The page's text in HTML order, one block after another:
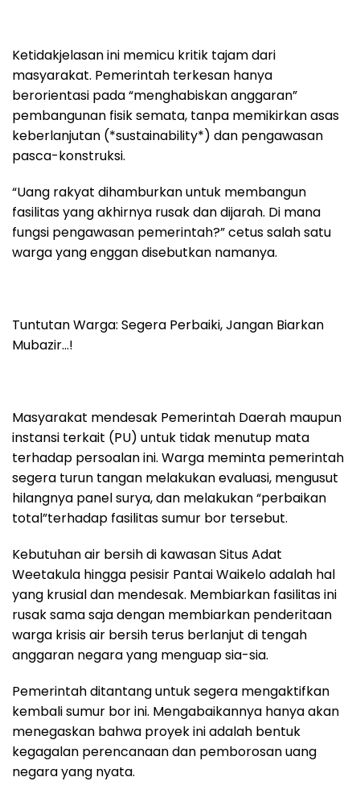
Ketidakjelasan ini memicu kritik tajam dari
masyarakat. Pemerintah terkesan hanya
berorientasi pada “menghabiskan anggaran”
pembangunan fisik semata, tanpa memikirkan asas
keberlanjutan (*sustainability*) dan pengawasan
pasca-konstruksi.
“Uang rakyat dihamburkan untuk membangun
fasilitas yang akhirnya rusak dan dijarah. Di mana
fungsi pengawasan pemerintah?” cetus salah satu
warga yang enggan disebutkan namanya.
Tuntutan Warga: Segera Perbaiki, Jangan Biarkan
Mubazir…!
Masyarakat mendesak Pemerintah Daerah maupun
instansi terkait (PU) untuk tidak menutup mata
terhadap persoalan ini. Warga meminta pemerintah
segera turun tangan melakukan evaluasi, mengusut
hilangnya panel surya, dan melakukan “perbaikan
total”terhadap fasilitas sumur bor tersebut.
Kebutuhan air bersih di kawasan Situs Adat
Weetakula hingga pesisir Pantai Waikelo adalah hal
yang krusial dan mendesak. Membiarkan fasilitas ini
rusak sama saja dengan membiarkan penderitaan
warga krisis air bersih terus berlanjut di tengah
anggaran negara yang menguap sia-sia.
Pemerintah ditantang untuk segera mengaktifkan
kembali sumur bor ini. Mengabaikannya hanya akan
menegaskan bahwa proyek ini adalah bentuk
kegagalan perencanaan dan pemborosan uang
negara yang nyata.